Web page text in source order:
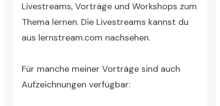
Livestreams, Vorträge und Workshops zum
Thema lernen. Die Livestreams kannst du
aus lernstream.com nachsehen.
Für manche meiner Vorträge sind auch
Aufzeichnungen verfügbar: